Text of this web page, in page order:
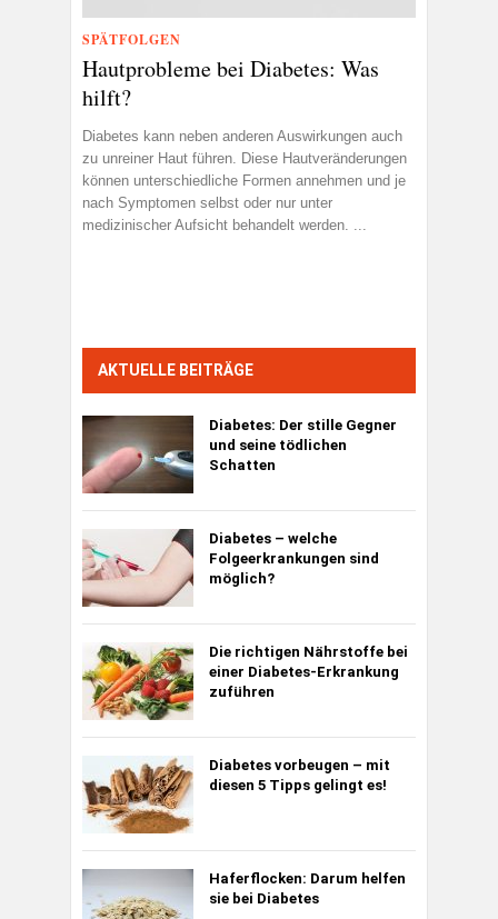
SPÄTFOLGEN
Hautprobleme bei Diabetes: Was
hilft?
Diabetes kann neben anderen Auswirkungen auch
zu unreiner Haut führen. Diese Hautveränderungen
können unterschiedliche Formen annehmen und je
nach Symptomen selbst oder nur unter
medizinischer Aufsicht behandelt werden. ...
AKTUELLE BEITRÄGE
Diabetes: Der stille Gegner
und seine tödlichen
Schatten
Diabetes – welche
Folgeerkrankungen sind
möglich?
Die richtigen Nährstoffe bei
einer Diabetes-Erkrankung
zuführen
Diabetes vorbeugen – mit
diesen 5 Tipps gelingt es!
Haferflocken: Darum helfen
sie bei Diabetes